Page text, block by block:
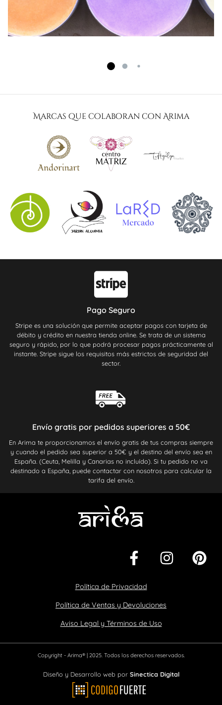
Marcas que colaboran con Arima
Pago Seguro
Stripe es una solución que permite aceptar pagos con tarjeta de
débito y crédito en nuestra tienda online. Se trata de un sistema
seguro y rápido, por lo que podrá procesar pagos prácticamente al
instante. Stripe sigue los requisitos más estrictos de seguridad del
sector.
Envío gratis por pedidos superiores a 50€
En Arima te proporcionamos el envío gratis de tus compras siempre
y cuando el pedido sea superior a 50€ y el destino del envío sea en
España. (Ceuta, Melilla y Canarias no incluído). Si tu pedido no va
destinado a España, puede contactar con nosotros para calcular la
tarifa del envío.
Política de Privacidad
Política de Ventas y Devoluciones
Aviso Legal y Términos de Uso
Copyright - Arima® | 2025. Todos los derechos reservados.
Diseño y Desarrollo web por Sinectica Digital